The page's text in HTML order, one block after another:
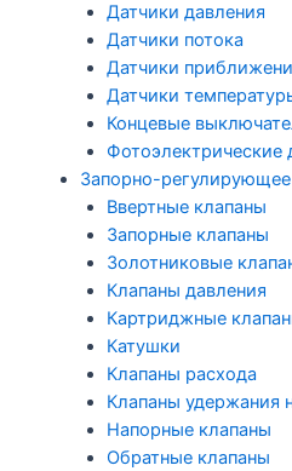
Датчики давления
Датчики потока
Датчики
Датчики
Концевые
Фотоэлектрические
Запорно-
Ввертные клапаны
Запорные клапаны
Золотниковые
Клапаны давления
Картриджные
Катушки
Клапаны расхода
Клапаны удержания
Напорные клапаны
Обратные клапаны